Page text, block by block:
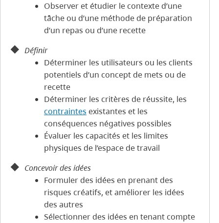
Observer et étudier le contexte d’une
tâche ou d’une méthode de préparation
d’un repas ou d’une recette
Définir
Déterminer les utilisateurs ou les clients
potentiels d’un concept de mets ou de
recette
Déterminer les critères de réussite, les
contraintes existantes et les
conséquences négatives possibles
Évaluer les capacités et les limites
physiques de l’espace de travail
Concevoir des idées
Formuler des idées en prenant des
risques créatifs, et améliorer les idées
des autres
Sélectionner des idées en tenant compte